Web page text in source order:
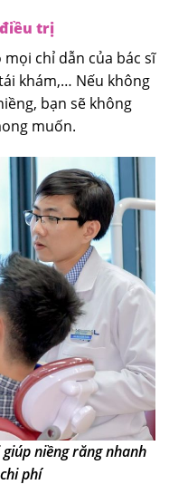
trị
chỉ dẫn của bác sĩ
khám,… Nếu không
bạn sẽ không
muốn.
niềng răng nhanh
phí